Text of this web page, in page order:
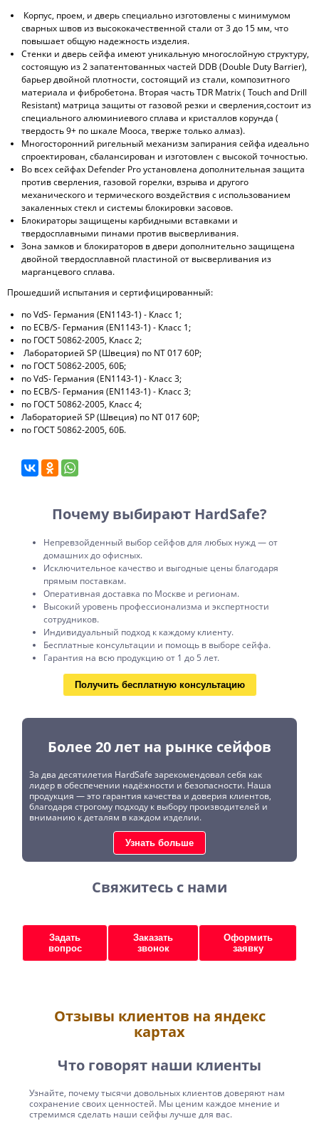
Корпус, проем, и дверь специально изготовлены с минимумом
сварных швов из высококачественной стали от 3 до 15 мм, что
повышает общую надежность изделия.
Стенки и дверь сейфа имеют уникальную многослойную структуру,
состоящую из 2 запатентованных частей DDB (Double Duty Barrier),
барьер двойной плотности, состоящий из стали, композитного
материала и фибробетона. Вторая часть TDR Matrix ( Touch and Drill
Resistant) матрица защиты от газовой резки и сверления,состоит из
специального алюминиевого сплава и кристаллов корунда (
твердость 9+ по шкале Мооса, тверже только алмаз).
Многосторонний ригельный механизм запирания сейфа идеально
спроектирован, сбалансирован и изготовлен с высокой точностью.
Во всех сейфах Defender Pro установлена дополнительная защита
против сверления, газовой горелки, взрыва и другого
механического и термического воздействия с использованием
закаленных стекл и системы блокировки засовов.
Блокираторы защищены карбидными вставками и
твердосплавными пинами против высверливания.
Зона замков и блокираторов в двери дополнительно защищена
двойной твердосплавной пластиной от высверливания из
марганцевого сплава.
Прошедший испытания и сертифицированный:
по VdS- Германия (EN1143-1) - Класс 1;
по ECB/S- Германия (EN1143-1) - Класс 1;
по ГОСТ 50862-2005, Класс 2;
Лабораторией SP (Швеция) по NT 017 60P;
по ГОСТ 50862-2005, 60Б;
по VdS- Германия (EN1143-1) - Класс 3;
по ECB/S- Германия (EN1143-1) - Класс 3;
по ГОСТ 50862-2005, Класс 4;
Лабораторией SP (Швеция) по NT 017 60P;
по ГОСТ 50862-2005, 60Б.
Почему выбирают HardSafe?
Непревзойденный выбор сейфов для любых нужд — от
домашних до офисных.
Исключительное качество и выгодные цены благодаря
прямым поставкам.
Оперативная доставка по Москве и регионам.
Высокий уровень профессионализма и экспертности
сотрудников.
Индивидуальный подход к каждому клиенту.
Бесплатные консультации и помощь в выборе сейфа.
Гарантия на всю продукцию от 1 до 5 лет.
Получить бесплатную консультацию
Более 20 лет на рынке сейфов
За два десятилетия HardSafe зарекомендовал себя как
лидер в обеспечении надёжности и безопасности. Наша
продукция — это гарантия качества и доверия клиентов,
благодаря строгому подходу к выбору производителей и
вниманию к деталям в каждом изделии.
Узнать больше
Свяжитесь с нами
Задать
вопрос
Заказать
звонок
Оформить
заявку
Отзывы клиентов на яндекс
картах
Что говорят наши клиенты
Узнайте, почему тысячи довольных клиентов доверяют нам
сохранение своих ценностей. Мы ценим каждое мнение и
стремимся сделать наши сейфы лучше для вас.